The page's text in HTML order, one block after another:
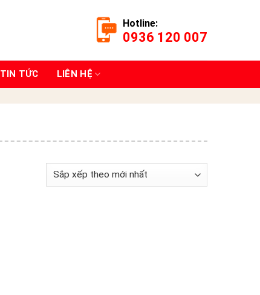
Hotline:
0936 120 007
TIN TỨC LIÊN HỆ